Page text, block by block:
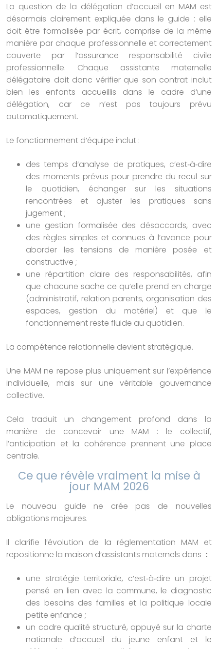
La question de la délégation d’accueil en MAM est
désormais clairement expliquée dans le guide : elle
doit être formalisée par écrit, comprise de la même
manière par chaque professionnelle et correctement
couverte par l’assurance responsabilité civile
professionnelle. Chaque assistante maternelle
délégataire doit donc vérifier que son contrat inclut
bien les enfants accueillis dans le cadre d’une
délégation, car ce n’est pas toujours prévu
automatiquement.
Le fonctionnement d’équipe inclut :
des temps d’analyse de pratiques, c’est‑à‑dire
des moments prévus pour prendre du recul sur
le quotidien, échanger sur les situations
rencontrées et ajuster les pratiques sans
jugement ;
une gestion formalisée des désaccords, avec
des règles simples et connues à l’avance pour
aborder les tensions de manière posée et
constructive ;
une répartition claire des responsabilités, afin
que chacune sache ce qu’elle prend en charge
(administratif, relation parents, organisation des
espaces, gestion du matériel) et que le
fonctionnement reste fluide au quotidien.
La compétence relationnelle devient stratégique.
Une MAM ne repose plus uniquement sur l’expérience
individuelle, mais sur une véritable gouvernance
collective.
Cela traduit un changement profond dans la
manière de concevoir une MAM : le collectif,
l’anticipation et la cohérence prennent une place
centrale.
Ce que révèle vraiment la mise à
jour MAM 2026
Le nouveau guide ne crée pas de nouvelles
obligations majeures.
Il clarifie l’évolution de la réglementation MAM et
repositionne la maison d’assistants maternels dans :
une stratégie territoriale, c’est‑à‑dire un projet
pensé en lien avec la commune, le diagnostic
des besoins des familles et la politique locale
petite enfance ;
un cadre qualité structuré, appuyé sur la charte
nationale d’accueil du jeune enfant et le